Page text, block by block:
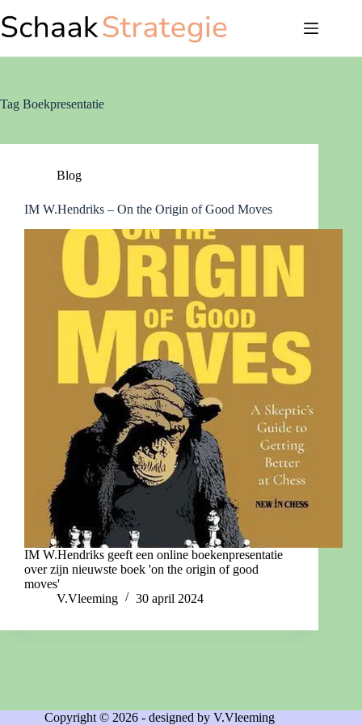
naar
de
Tag Boekpresentatie
Blog
IM W.Hendriks – On the Origin of Good Moves
IM W.Hendriks geeft een online boekenpresentatie
over zijn nieuwste boek 'on the origin of good
moves'
V.Vleeming
30 april 2024
Copyright © 2026 - designed by V.Vleeming